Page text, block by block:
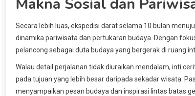
Makna Sosial dan
Secara lebih luas, ekspedisi darat selama 10 bulan
dinamika pariwisata dan pertukaran budaya. Dengan
pelancong sebagai duta budaya yang bergerak di ruang
Walau detail perjalanan tidak diuraikan mendalam, inti
pada tujuan yang lebih besar daripada sekadar wisata.
menyampaikan pesan budaya dan inspirasi lintas batas